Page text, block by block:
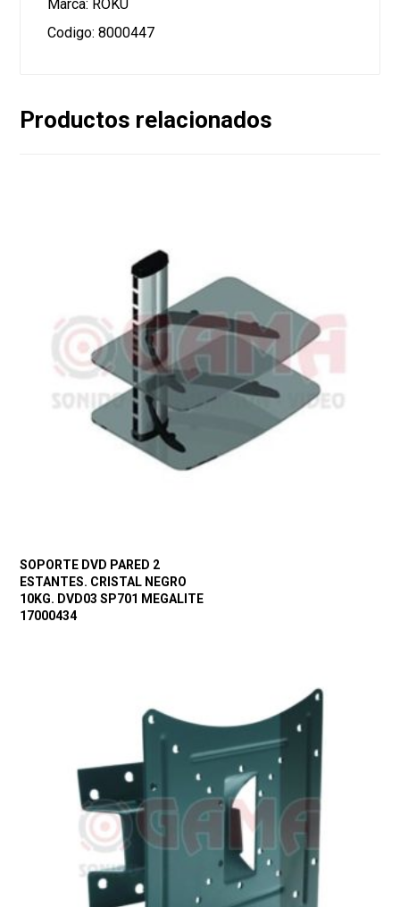
Marca: ROKU
Codigo: 8000447
Productos relacionados
SOPORTE DVD PARED 2
ESTANTES. CRISTAL NEGRO
10KG. DVD03 SP701 MEGALITE
17000434